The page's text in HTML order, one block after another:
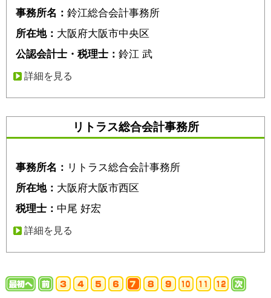
事務所名： 鈴江総合会計事務所
所在地： 大阪府大阪市中央区
公認会計士・税理士： 鈴江 武
詳細を見る
リトラス総合会計事務所
事務所名： リトラス総合会計事務所
所在地： 大阪府大阪市西区
税理士： 中尾 好宏
詳細を見る